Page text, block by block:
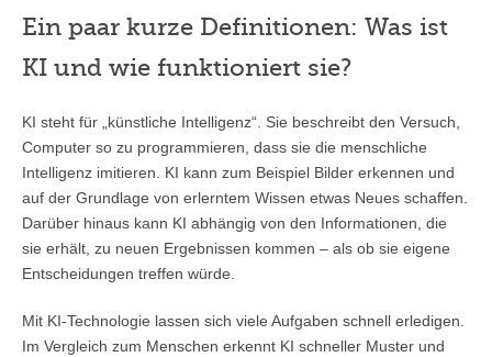
Ein paar kurze Definitionen: Was ist
KI und wie funktioniert sie?
KI steht für „künstliche Intelligenz“. Sie beschreibt den Versuch,
Computer so zu programmieren, dass sie die menschliche
Intelligenz imitieren. KI kann zum Beispiel Bilder erkennen und
auf der Grundlage von erlerntem Wissen etwas Neues schaffen.
Darüber hinaus kann KI abhängig von den Informationen, die
sie erhält, zu neuen Ergebnissen kommen – als ob sie eigene
Entscheidungen treffen würde.
Mit KI-Technologie lassen sich viele Aufgaben schnell erledigen.
Im Vergleich zum Menschen erkennt KI schneller Muster und